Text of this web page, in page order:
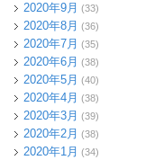
2020年9月 (33)
2020年8月 (36)
2020年7月 (35)
2020年6月 (38)
2020年5月 (40)
2020年4月 (38)
2020年3月 (39)
2020年2月 (38)
2020年1月 (34)